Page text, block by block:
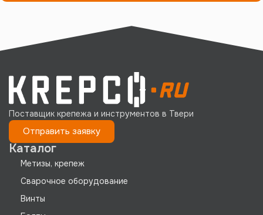
Поставщик крепежа и инструментов в Твери
Отправить заявку
Каталог
Метизы, крепеж
Сварочное оборудование
Винты